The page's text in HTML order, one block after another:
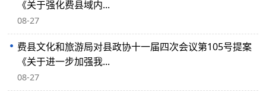
《关于强化费县域内...
08-27
费县文化和旅游局对县政协十一届四次会议第105号提案
《关于进一步加强我...
08-27